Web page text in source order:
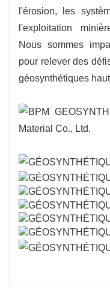
l'érosion, les
l'exploitation
Nous sommes
pour relever des
géosynthétiques